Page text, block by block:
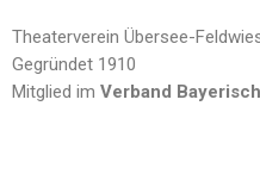
Theaterverein Übersee-
Gegründet 1910
Mitglied im Verband